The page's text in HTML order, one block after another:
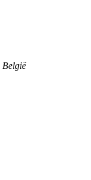
België